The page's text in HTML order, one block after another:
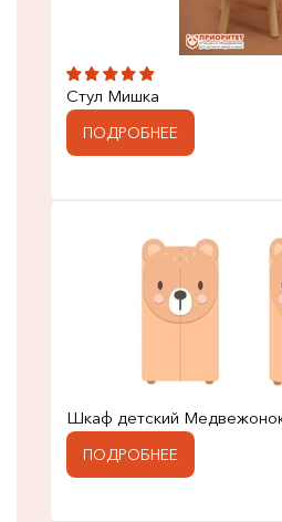
Стул Мишка
ПОДРОБНЕЕ
Шкаф детский
ПОДРОБНЕЕ